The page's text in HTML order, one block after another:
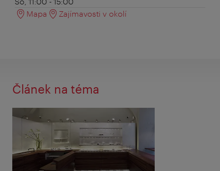
Mapa
Zajímavosti v okolí
Článek na téma